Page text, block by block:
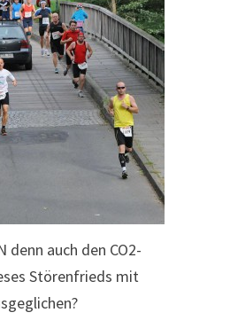
denn auch den CO2-
Störenfrieds mit